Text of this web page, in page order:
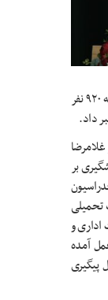
رئیس فدراسیون پزشکی ورزشی از ارائه خدمات آموزشی به ۹۲۰ نفر
بر
تحمیلی
و
آمده
پیگیری